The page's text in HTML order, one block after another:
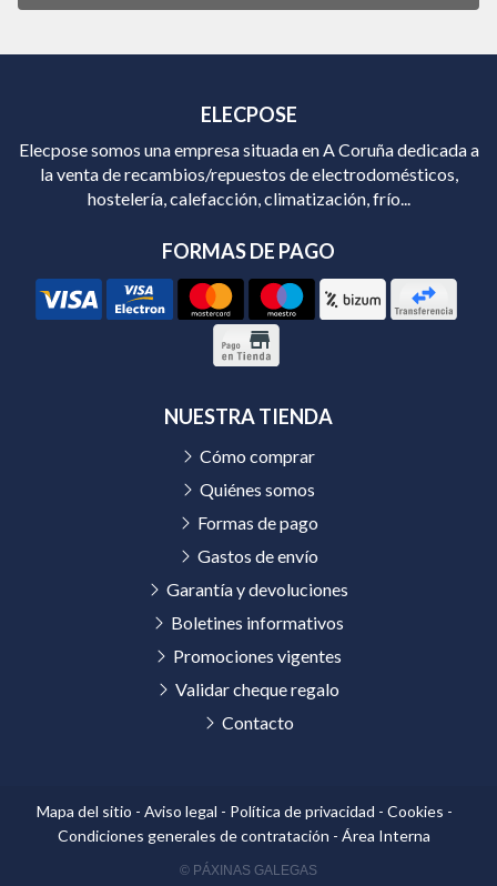
ELECPOSE
Elecpose somos una empresa situada en A Coruña dedicada a
la venta de recambios/repuestos de electrodomésticos,
hostelería, calefacción, climatización, frío...
FORMAS DE PAGO
NUESTRA TIENDA
Cómo comprar
Quiénes somos
Formas de pago
Gastos de envío
Garantía y devoluciones
Boletines informativos
Promociones vigentes
Validar cheque regalo
Contacto
Mapa del sitio - Aviso legal - Política de privacidad - Cookies -
Condiciones generales de contratación - Área Interna
© PÁXINAS GALEGAS